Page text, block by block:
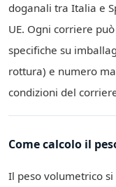
doganali tra Italia e
UE. Ogni corriere
specifiche su
rottura) e numero
condizioni del
Come calcolo il
Il peso volumetrico si